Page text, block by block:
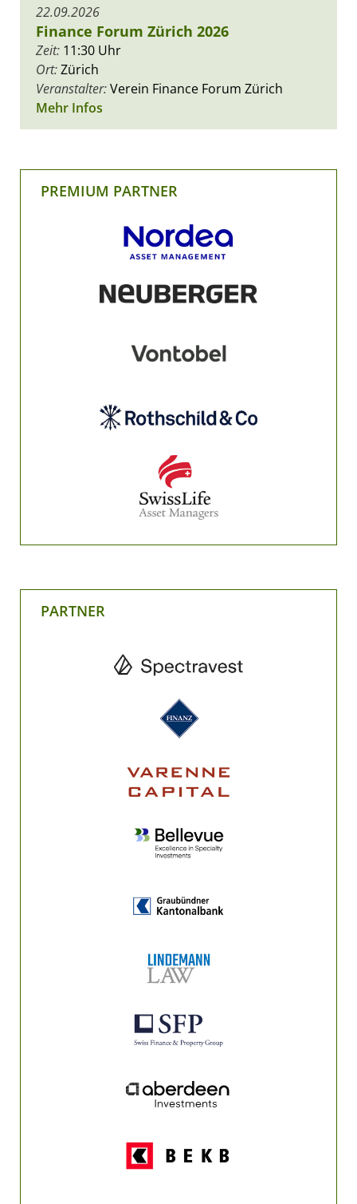
22.09.2026
Finance Forum Zürich 2026
Zeit: 11:30 Uhr
Ort:Zürich
Veranstalter:Verein Finance Forum Zürich
Mehr Infos
PREMIUM PARTNER
PARTNER